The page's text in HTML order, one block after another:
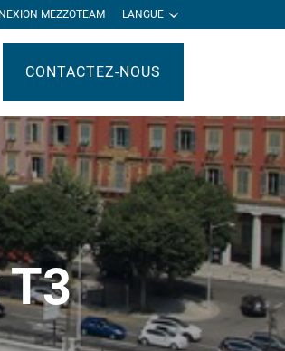
MEZZOTEAM LANGUE
CONTACTEZ-NOUS